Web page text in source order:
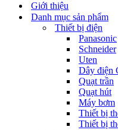
Giới thiệu
Danh mục sản phẩm
Thiết bị điện
Panasonic
Schneider
Uten
Dây điện
Quạt trần
Quạt hút
Máy bơm
Thiết bị
Thiết bị